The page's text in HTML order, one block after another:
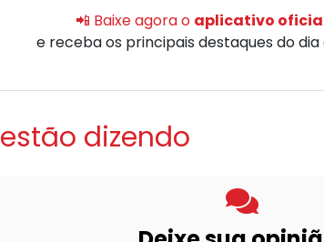
📲 Baixe agora o aplicativo oficial
e receba os principais destaques do
estão dizendo